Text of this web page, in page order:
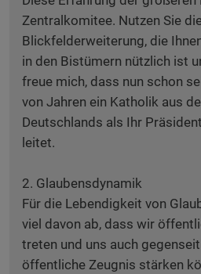
Zentralkomitee. Nutzen Sie
Blickfelderweiterung, die
in den Bistümern nützlich ist
freue mich, dass nun schon
von Jahren ein Katholik aus
Deutschlands als Ihr
leitet.
2. Glaubensdynamik
Für die Lebendigkeit von
viel davon ab, dass wir
treten und uns auch
öffentliche Zeugnis stärken